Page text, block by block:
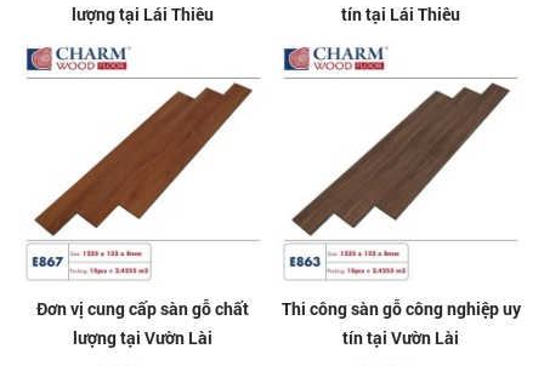
lượng tại Lái Thiêu
tín tại Lái Thiêu
Đơn vị cung cấp sàn gỗ chất
lượng tại Vườn Lài
Thi công sàn gỗ công nghiệp uy
tín tại Vườn Lài